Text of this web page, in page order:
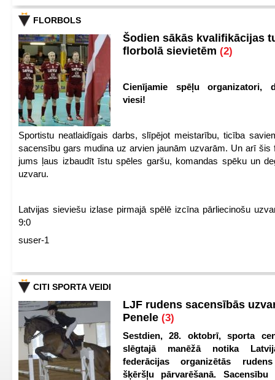
FLORBOLS
Šodien sākās kvalifikācijas
florbolā sievietēm (2)
Cienījamie spēļu organizatori,
viesi!
Sportistu neatlaidīgais darbs, slīpējot meistarību, ticība
sacensību gars mudina uz arvien jaunām uzvarām. Un arī šis
jums ļaus izbaudīt īstu spēles garšu, komandas spēku un
uzvaru.
Latvijas sieviešu izlase pirmajā spēlē izcīna pārliecinošu
9:0
suser-1
CITI SPORTA VEIDI
LJF rudens sacensībās
Penele (3)
Sestdien, 28. oktobrī, sporta
slēgtajā manēžā notika
federācijas organizētās
šķēršļu pārvarēšanā. Sacensību